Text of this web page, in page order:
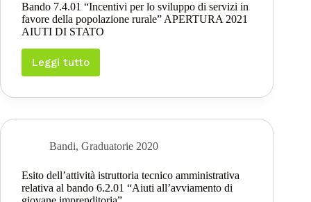
di
servizi
turistici
locali”
APERTURA
2021
Bando 7.4.01 “Incentivi per lo sviluppo di servizi in
favore della popolazione rurale” APERTURA 2021
AIUTI DI STATO
Leggi tutto
Bando
7.4.01
lo
di
servizi
favore
della
Bandi, Graduatorie 2020
Esito dell’attività istruttoria tecnico amministrativa
relativa al bando 6.2.01 “Aiuti all’avviamento di